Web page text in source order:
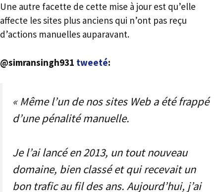
Une autre facette de cette mise à jour est qu’elle
affecte les sites plus anciens qui n’ont pas reçu
d’actions manuelles auparavant.
@simransingh931 tweeté:
« Même l’un de nos sites Web a été frappé
d’une pénalité manuelle.
Je l’ai lancé en 2013, un tout nouveau
domaine, bien classé et qui recevait un
bon trafic au fil des ans. Aujourd’hui, j’ai